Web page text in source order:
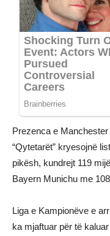
Prezenca e
“Qytetarët” kryesojnë
pikësh, kundrejt 119
Bayern Munichu me
Liga e Kampionëve e
ka mjaftuar për të